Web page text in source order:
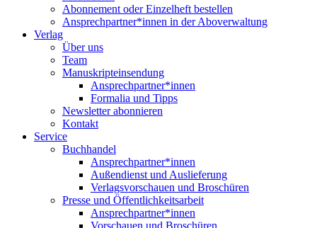
Abonnement oder Einzelheft bestellen
Ansprechpartner*innen in der Aboverwaltung
Verlag
Über uns
Team
Manuskripteinsendung
Ansprechpartner*innen
Formalia und Tipps
Newsletter abonnieren
Kontakt
Service
Buchhandel
Ansprechpartner*innen
Außendienst und Auslieferung
Verlagsvorschauen und Broschüren
Presse und Öffentlichkeitsarbeit
Ansprechpartner*innen
Vorschauen und Broschüren